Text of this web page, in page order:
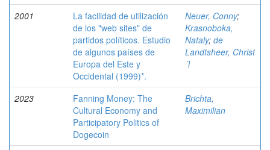
2001
La facilidad de utilización
de los "web sites" de
partidos políticos. Estudio
de algunos países de
Europa del Este y
Occidental (1999)*.
Neuer, Conny;
Krasnoboka,
Nataly; de
Landtsheer, Christ
´l
2023
Fanning Money: The
Cultural Economy and
Participatory Politics of
Dogecoin
Brichta,
Maximilian